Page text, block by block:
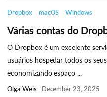
Dropbox macOS Windows
Várias contas do
O Dropbox é um excelente
usuários hospedar todos os
economizando espaço ...
Olga Weis December 23, 2025